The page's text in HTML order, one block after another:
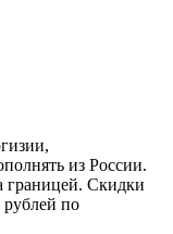
из России.
границей. Скидки
рублей по